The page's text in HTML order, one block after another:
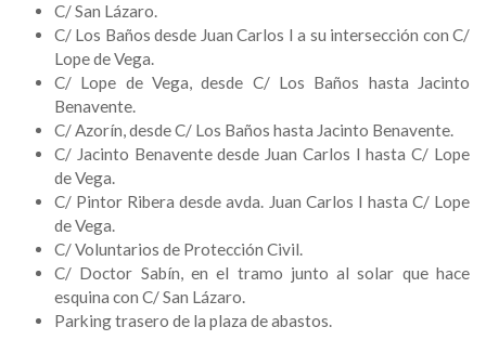
C/ San Lázaro.
C/ Los Baños desde Juan Carlos I a su intersección con C/
Lope de Vega.
C/ Lope de Vega, desde C/ Los Baños hasta Jacinto
Benavente.
C/ Azorín, desde C/ Los Baños hasta Jacinto Benavente.
C/ Jacinto Benavente desde Juan Carlos I hasta C/ Lope
de Vega.
C/ Pintor Ribera desde avda. Juan Carlos I hasta C/ Lope
de Vega.
C/ Voluntarios de Protección Civil.
C/ Doctor Sabín, en el tramo junto al solar que hace
esquina con C/ San Lázaro.
Parking trasero de la plaza de abastos.